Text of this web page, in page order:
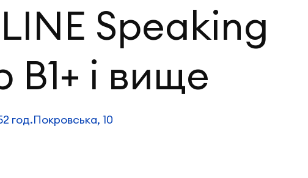
Speaking
B1+ і вище
2 год.Покровська, 10